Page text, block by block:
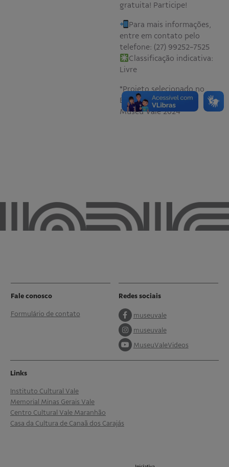
gratuita! Participe!
Para mais informações,
entre em contato pelo
telefone: (27) 99252-7525
Classificação indicativa:
Livre
*Projeto selecionado no
Edital Convocatória
Museu Vale 2024
Fale conosco
Formulário de contato
Redes sociais
museuvale
museuvale
MuseuValeVideos
Links
Instituto Cultural Vale
Memorial Minas Gerais Vale
Centro Cultural Vale Maranhão
Casa da Cultura de Canaã dos Carajás